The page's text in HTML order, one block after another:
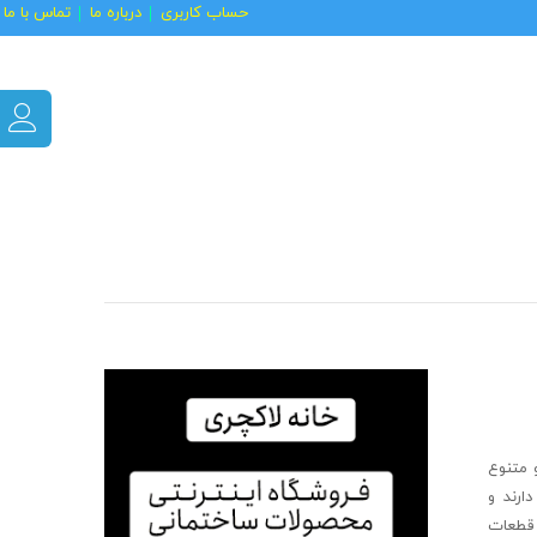
حساب کاربری درباره ما تماس با ما
متنوع
و
قطعات